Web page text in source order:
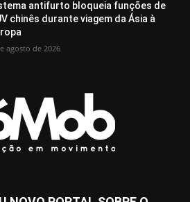
antifurto bloqueia funções de
chinês durante viagem da Ásia à
agosto de 2026